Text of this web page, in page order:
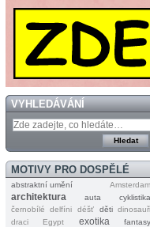
VYHLEDÁVÁNÍ
MOTIVY PRO DOSPĚLÉ
abstraktní umění Amsterdam
architektura auta
cyklistika
černobílé
delfíni déšť děti dinosauři
draci
Egypt exotika
fantasy